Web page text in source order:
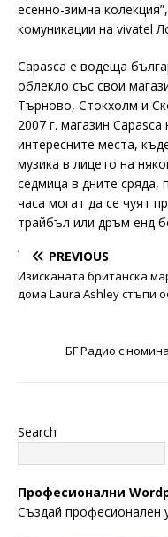
есенно-зимна
комуникации на vivatel
Capasca е водеща
облекло със свои
Търново, Стокхолм и
2007 г. магазин
интересните места,
музика в лицето на
седмица в дните сряда,
часа могат да се чуят
трайбъл или дръм енд
PREVIOUS
Изисканата британска
дома Laura Ashley стъпи
БГ Радио с
Search
Професионални
Създай професионален